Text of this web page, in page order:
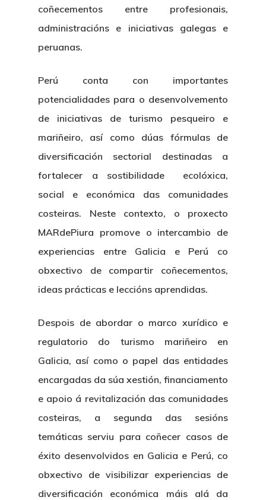
coñecementos entre profesionais,
administracións e iniciativas galegas e
peruanas.
Perú conta con importantes
potencialidades para o desenvolvemento
de iniciativas de turismo pesqueiro e
mariñeiro, así como dúas fórmulas de
diversificación sectorial destinadas a
fortalecer a sostibilidade ecolóxica,
social e económica das comunidades
costeiras. Neste contexto, o proxecto
MARdePiura promove o intercambio de
experiencias entre Galicia e Perú co
obxectivo de compartir coñecementos,
ideas prácticas e leccións aprendidas.
Despois de abordar o marco xurídico e
regulatorio do turismo mariñeiro en
Galicia, así como o papel das entidades
encargadas da súa xestión, financiamento
e apoio á revitalización das comunidades
costeiras, a segunda das sesións
temáticas serviu para coñecer casos de
éxito desenvolvidos en Galicia e Perú, co
obxectivo de visibilizar experiencias de
diversificación económica máis alá da